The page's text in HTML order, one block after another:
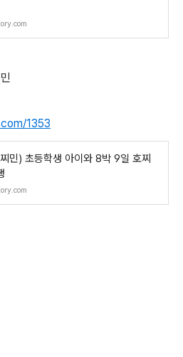
1353
민) 초등학생 아이와 8박 9일 호찌